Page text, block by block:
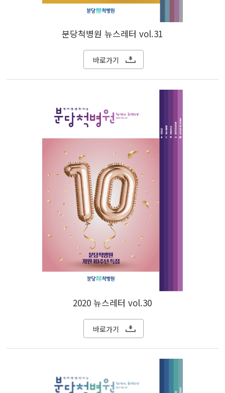
분당척병원 뉴스레터 vol.31
바로가기
2020 뉴스레터 vol.30
바로가기